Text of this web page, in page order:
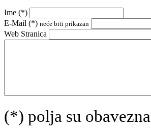
Ime (*)
E-Mail (*) neće biti prikazan
Web Stranica
(*) polja su obavezna